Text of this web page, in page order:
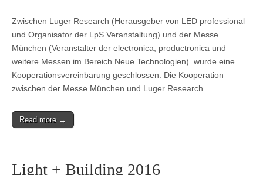
Zwischen Luger Research (Herausgeber von LED professional
und Organisator der LpS Veranstaltung) und der Messe
München (Veranstalter der electronica, productronica und
weitere Messen im Bereich Neue Technologien) wurde eine
Kooperationsvereinbarung geschlossen. Die Kooperation
zwischen der Messe München und Luger Research…
Read more →
Light + Building 2016